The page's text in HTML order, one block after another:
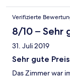
Verifizierte
8/10 – Sehr
31. Juli 2019
Sehr gute
Das Zimmer war